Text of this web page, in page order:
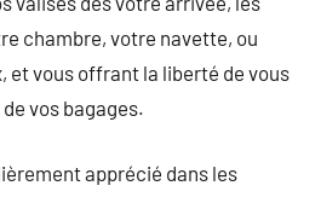
chambre, votre navette, ou
et vous offrant la liberté de vous
vos bagages.
apprécié dans les